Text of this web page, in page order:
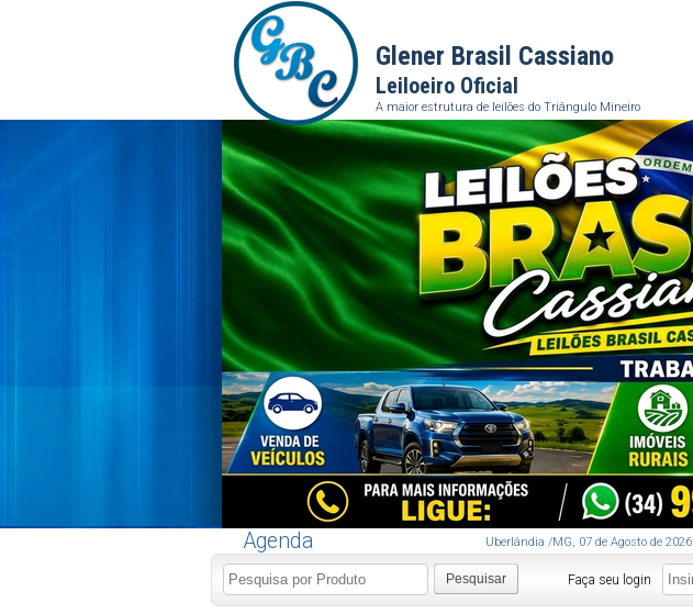
Glener Brasil Cassiano
Leiloeiro Oficial
A maior estrutura de leilões do Triângulo Mineiro
Agenda Uberlândia /MG, 07 de Agosto de 2026
Pesquisar Faça seu login